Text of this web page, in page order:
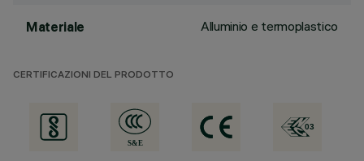
Materiale Alluminio e termoplastico
CERTIFICAZIONI DEL PRODOTTO